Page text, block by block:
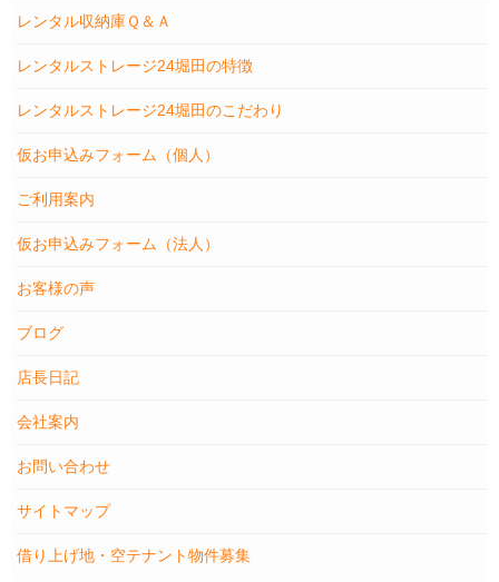
レンタル収納庫Ｑ＆Ａ
レンタルストレージ24堀田の特徴
レンタルストレージ24堀田のこだわり
仮お申込みフォーム（個人）
ご利用案内
仮お申込みフォーム（法人）
お客様の声
ブログ
店長日記
会社案内
お問い合わせ
サイトマップ
借り上げ地・空テナント物件募集